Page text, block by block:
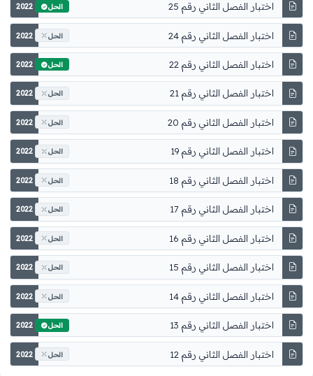
اختبار الفصل الثاني رقم 25 2022 الحل
اختبار الفصل الثاني رقم 24 2022 الحل
اختبار الفصل الثاني رقم 22 2022 الحل
اختبار الفصل الثاني رقم 21 2022 الحل
اختبار الفصل الثاني رقم 20 2022 الحل
اختبار الفصل الثاني رقم 19 2022 الحل
اختبار الفصل الثاني رقم 18 2022 الحل
اختبار الفصل الثاني رقم 17 2022 الحل
اختبار الفصل الثاني رقم 16 2022 الحل
اختبار الفصل الثاني رقم 15 2022 الحل
اختبار الفصل الثاني رقم 14 2022 الحل
اختبار الفصل الثاني رقم 13 2022 الحل
اختبار الفصل الثاني رقم 12 2022 الحل